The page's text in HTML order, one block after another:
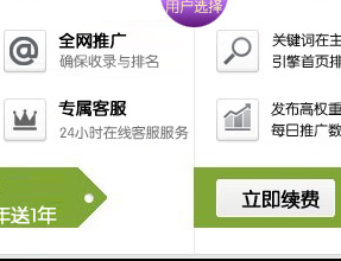
摸查询机
琐开关机操作